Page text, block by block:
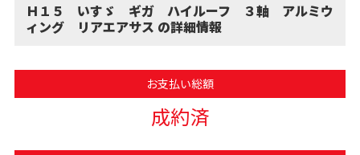
Ｈ１５ いすゞ ギガ ハイルーフ ３軸 アルミウ
ィング リアエアサス の詳細情報
お支払い総額
成約済